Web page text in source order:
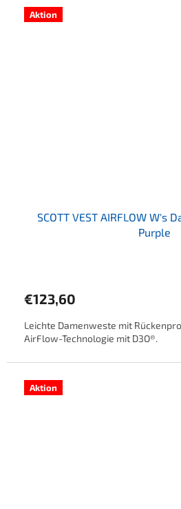
Aktion
SCOTT VEST AIRFLOW W's
Purple
€123,60
Leichte Damenweste mit
AirFlow-Technologie mit D3O®.
Aktion